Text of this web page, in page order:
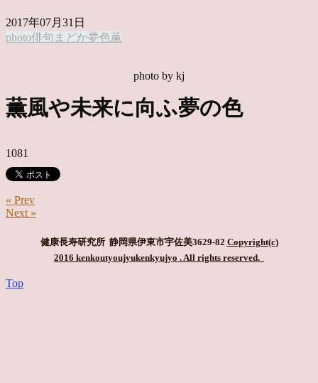
2017年07月31日
photo俳句 まどか夢色薫
photo by kj
薫風や未来に向ふ夢の色
1081
« Prev
Next »
健康長寿研究所 静岡県伊東市宇佐美3629-82 Copyright(c)
2016 kenkoutyoujyukenkyujyo . All rights reserved.
Top